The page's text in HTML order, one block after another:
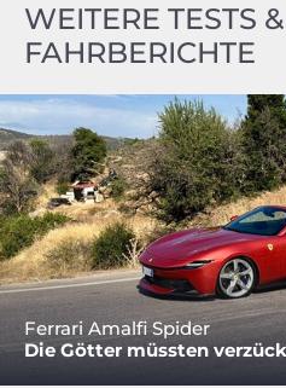
WEITERE TESTS &
FAHRBERICHTE
Ferrari Amalfi Spider
Die Götter müssten